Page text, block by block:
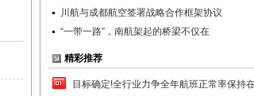
川航与成都航空签署战略合作框架协议
“一带一路”，南航架起的桥梁不仅在
精彩推荐
目标确定!全行业力争全年航班正常率保持